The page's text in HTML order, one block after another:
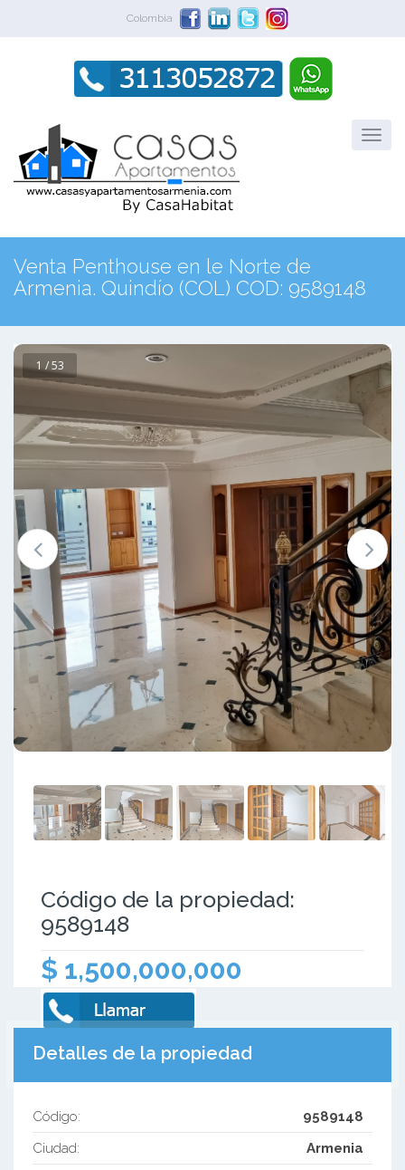
Colombia
Venta Penthouse en le Norte de
Armenia. Quindío (COL) COD: 9589148
1 / 53
Código de la propiedad:
9589148
$ 1,500,000,000
Detalles de la propiedad
Código:
9589148
Ciudad:
Armenia